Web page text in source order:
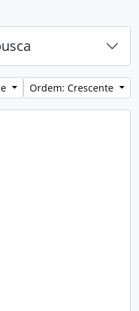
Ordem: Crescente